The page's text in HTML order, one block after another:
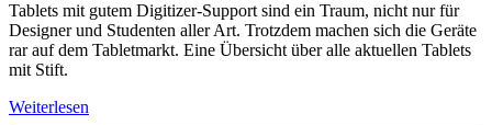
Tablets mit gutem Digitizer-Support sind ein Traum, nicht nur für
Designer und Studenten aller Art. Trotzdem machen sich die Geräte
rar auf dem Tabletmarkt. Eine Übersicht über alle aktuellen Tablets
mit Stift.
Weiterlesen